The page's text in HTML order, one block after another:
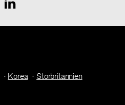
Korea Storbritannien